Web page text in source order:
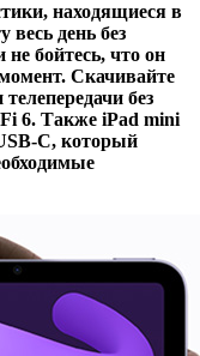
находящиеся в
весь день без
бойтесь, что он
Скачивайте
без
6. Также iPad mini
C, который